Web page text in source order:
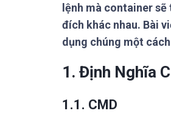
lệnh mà container
đích khác nhau. Bài
dụng chúng một
1. Định Nghĩa
1.1. CMD